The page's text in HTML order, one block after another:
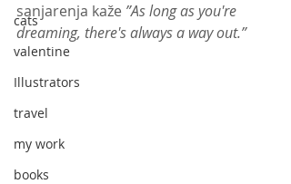
cats
valentine
Illustrators
travel
my work
books
sanjarenja kaže ”As long as you're
dreaming, there's always a way out.”